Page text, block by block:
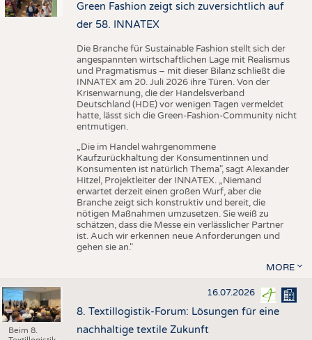
Green Fashion zeigt sich zuversichtlich auf
der 58. INNATEX
Die Branche für Sustainable Fashion stellt sich der
angespannten wirtschaftlichen Lage mit Realismus
und Pragmatismus – mit dieser Bilanz schließt die
INNATEX am 20. Juli 2026 ihre Türen. Von der
Krisenwarnung, die der Handelsverband
Deutschland (HDE) vor wenigen Tagen vermeldet
hatte, lässt sich die Green-Fashion-Community nicht
entmutigen.
„Die im Handel wahrgenommene
Kaufzurückhaltung der Konsumentinnen und
Konsumenten ist natürlich Thema", sagt Alexander
Hitzel, Projektleiter der INNATEX. „Niemand
erwartet derzeit einen großen Wurf, aber die
Branche zeigt sich konstruktiv und bereit, die
nötigen Maßnahmen umzusetzen. Sie weiß zu
schätzen, dass die Messe ein verlässlicher Partner
ist. Auch wir erkennen neue Anforderungen und
gehen sie an."
MORE
Beim 8.
16.07.2026
8. Textillogistik-Forum: Lösungen für eine
nachhaltige textile Zukunft